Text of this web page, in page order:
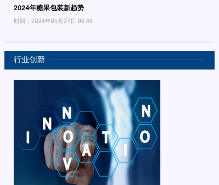
2024年糖果包装新趋势
时间：2024年05月27日 09:48
行业创新